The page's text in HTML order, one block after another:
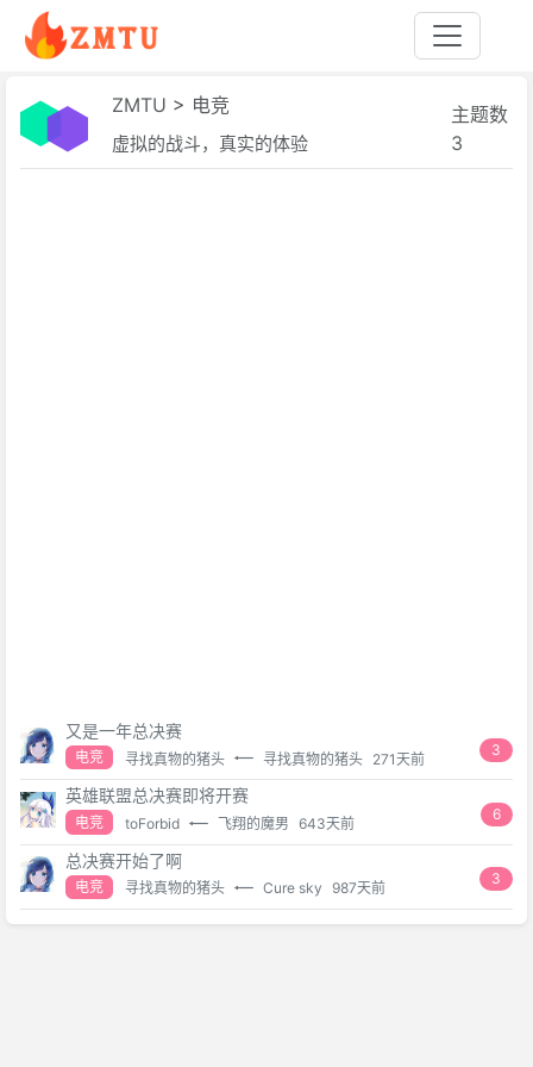
ZMTU > 电竞
虚拟的战斗，真实的体验
主题数
3
又是一年总决赛
电竞 寻找真物的猪头 寻找真物的猪头 271天前
3
英雄联盟总决赛即将开赛
电竞 toForbid 飞翔的魔男 643天前
6
总决赛开始了啊
电竞 寻找真物的猪头 Cure sky 987天前
3